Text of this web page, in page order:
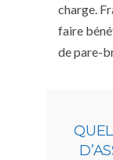
charge.
faire
de pare-